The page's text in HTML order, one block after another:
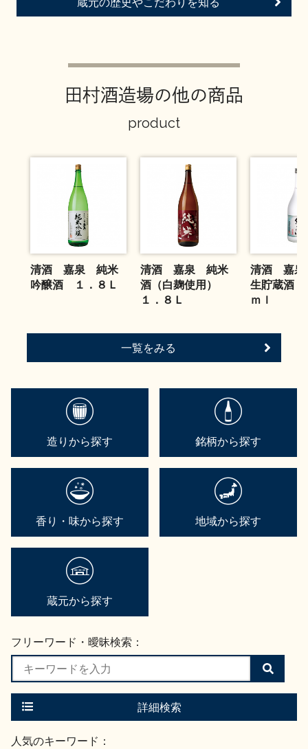
田村酒造場の他の商品
product
清酒 嘉泉 純米
吟醸酒 １．８Ｌ
清酒 嘉泉 純米
酒（白麹使用）
１．８Ｌ
清酒 嘉
生貯蔵酒
ｍｌ
一覧をみる
造りから探す 銘柄から探す
香り・味から探す 地域から探す
蔵元から探す
フリーワード・曖昧検索：
検
索
す
詳細検索
人気のキーワード：